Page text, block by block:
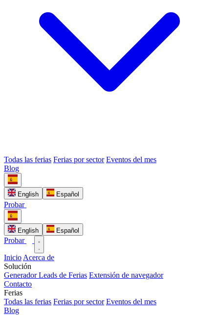
Todas las ferias Ferias por sector Eventos del mes
Blog
English Español
Probar
English Español
Probar
Inicio Acerca de
Solución
Generador Leads de Ferias Extensión de navegador
Contacto
Ferias
Todas las ferias Ferias por sector Eventos del mes
Blog